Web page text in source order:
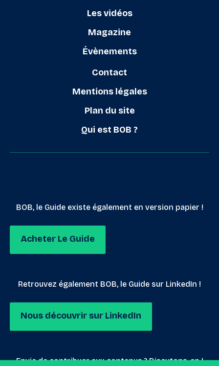
Les vidéos
Magazine
Évènements
Contact
Mentions légales
Plan du site
Qui est BOB ?
BOB, le Guide existe également en version papier !
Acheter Le Guide
Retrouvez également BOB, le Guide sur LinkedIn !
Nous découvrir sur LinkedIn
Envie de contribuer aux contenus ? Discutons-en !